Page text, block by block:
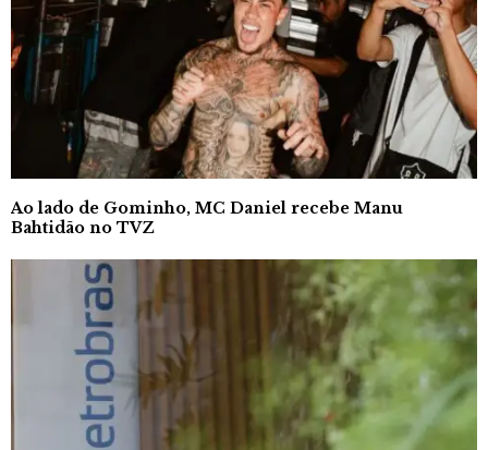
Ao lado de Gominho, MC Daniel recebe Manu
Bahtidão no TVZ